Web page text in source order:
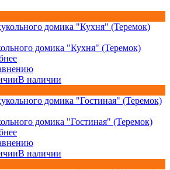
домика "Кухня" (Теремок)
В наличии
домика "Гостиная" (Теремок)
В наличии